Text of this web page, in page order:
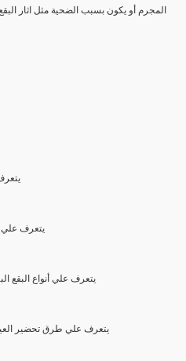
المجرم أو يكون بسبب الضحية مثل اثار
(1)
(2) يتعرف
(3) يتعرف علي أنواع
(4) يتعرف علي طرق تحضير